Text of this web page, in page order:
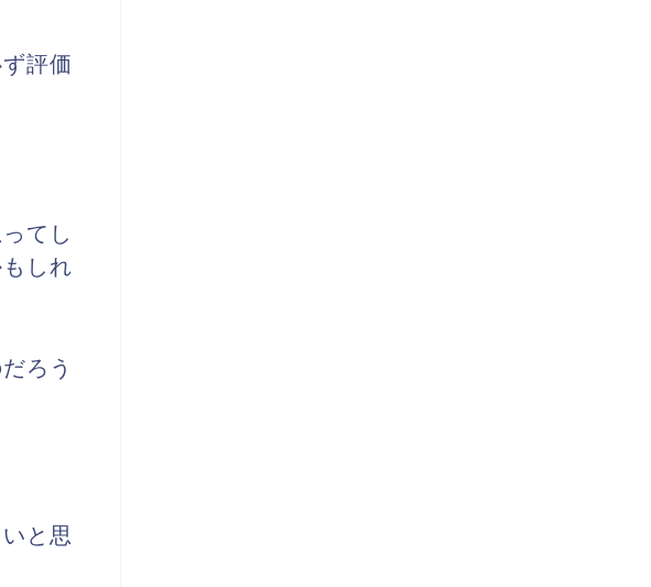
評価
てし
しれ
ろう
と思